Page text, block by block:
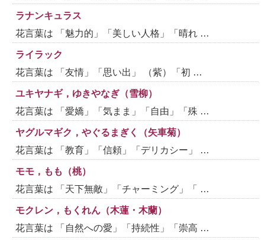
ラナンキュラス
花言葉は 「魅力的」「美しい人格」「晴れ …
ライラック
花言葉は 「友情」「思い出」 （紫）「初 …
ユキヤナギ，ゆきやなぎ（雪柳）
花言葉は 「愛嬌」「気まま」「自由」「殊 …
ヤグルマギク，やぐるまぎく（矢車菊）
花言葉は 「教育」「信頼」「デリカシー」 …
モモ，もも（桃）
花言葉は 「天下無敵」「チャーミング」「 …
モクレン，もくれん（木蓮・木蘭）
花言葉は 「自然への愛」「持続性」「崇高 …